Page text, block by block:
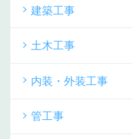
建築工事
土木工事
内装・外装工事
管工事